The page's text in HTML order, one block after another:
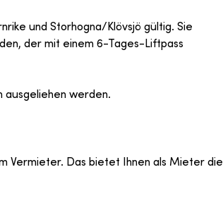
und Storhogna/Klövsjö gültig. Sie
der mit einem 6-Tages-Liftpass
ausgeliehen werden.
Vermieter. Das bietet Ihnen als Mieter die